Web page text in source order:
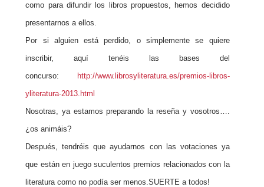
como para difundir los libros propuestos, hemos decidido
presentarnos a ellos.
Por si alguien está perdido, o simplemente se quiere
inscribir, aquí tenéis las bases del
concurso:
http://www.librosyliteratura.es/premios-libros-
yliteratura-2013.html
Nosotras, ya estamos preparando la reseña y vosotros….
¿os animáis?
Después, tendréis que ayudarnos con las votaciones ya
que están en juego suculentos premios relacionados con la
literatura como no podía ser menos.SUERTE a todos!
Por favor, acepta los
términos y condiciones
de privacidad